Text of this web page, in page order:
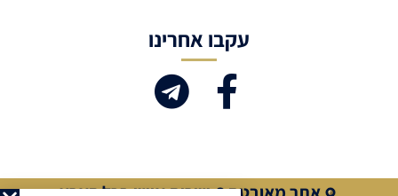
עקבו אחרינו